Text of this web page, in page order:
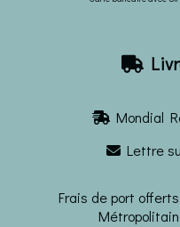

 Mondial
 Lettre
Frais de port